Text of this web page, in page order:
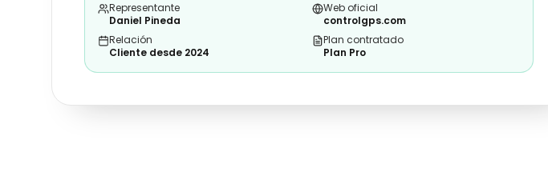
Representante
Daniel Pineda
Web oficial
controlgps.com
Relación
Cliente desde 2024
Plan contratado
Plan Pro